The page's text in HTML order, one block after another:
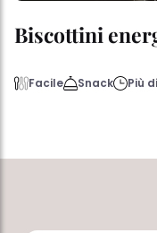
Biscottini
Facile Snack Più